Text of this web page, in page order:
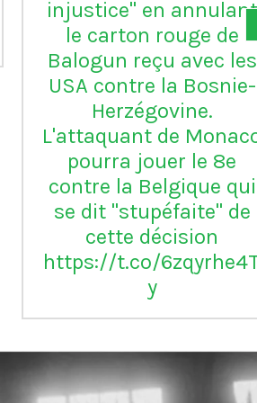
main d'Amine Harit
après l'élimination de
Villarreal par Marseille
en Ligue Europa le 14
mars 2024